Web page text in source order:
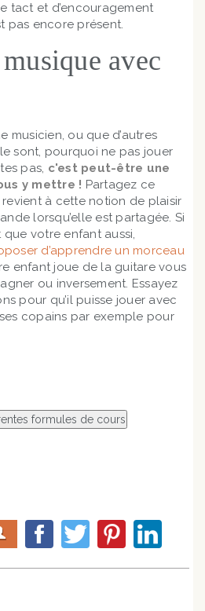
tact et d’encouragement
pas encore présent.
avec
musicien, ou que d’autres
sont, pourquoi ne pas jouer
pas, c'est peut-être une
y mettre ! Partagez ce
à cette notion de plaisir
lorsqu’elle est partagée. Si
votre enfant aussi,
d’apprendre un morceau
enfant joue de la guitare vous
ou inversement. Essayez
pour qu’il puisse jouer avec
copains par exemple pour